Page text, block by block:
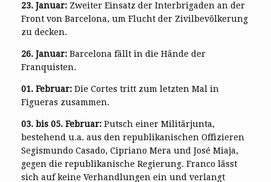
23. Januar: Zweiter Einsatz der Interbrigaden an der
Front von Barcelona, um Flucht der Zivilbevölkerung
zu decken.
26. Januar: Barcelona fällt in die Hände der
Franquisten.
01. Februar: Die Cortes tritt zum letzten Mal in
Figueras zusammen.
03. bis 05. Februar: Putsch einer Militärjunta,
bestehend u.a. aus den republikanischen Offizieren
Segismundo Casado, Cipriano Mera und José Miaja,
gegen die republikanische Regierung. Franco lässt
sich auf keine Verhandlungen ein und verlangt